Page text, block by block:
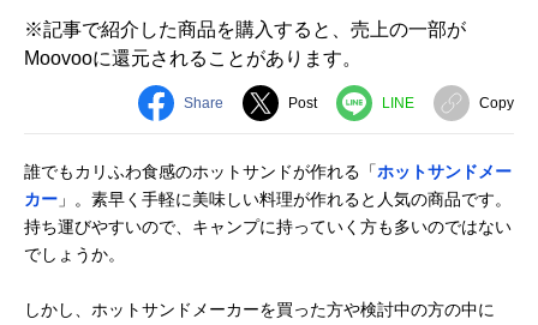
※記事で紹介した商品を購入すると、売上の一部が
Moovooに還元されることがあります。
Share Post LINE Copy
誰でもカリふわ食感のホットサンドが作れる「ホットサンドメー
カー 」。素早く手軽に美味しい料理が作れると人気の商品です。
持ち運びやすいので、キャンプに持っていく方も多いのではない
でしょうか。
しかし、ホットサンドメーカーを買った方や検討中の方の中に